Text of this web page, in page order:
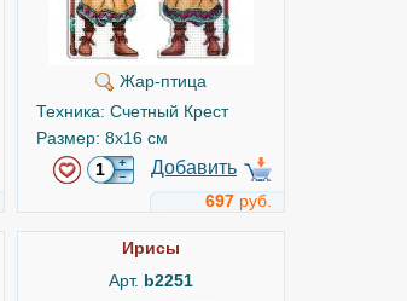
Жар-птица
Техника: Счетный Крест
Размер: 8x16 см
Добавить
697 руб.
Ирисы
Арт. b2251